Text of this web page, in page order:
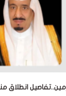
انطلاق